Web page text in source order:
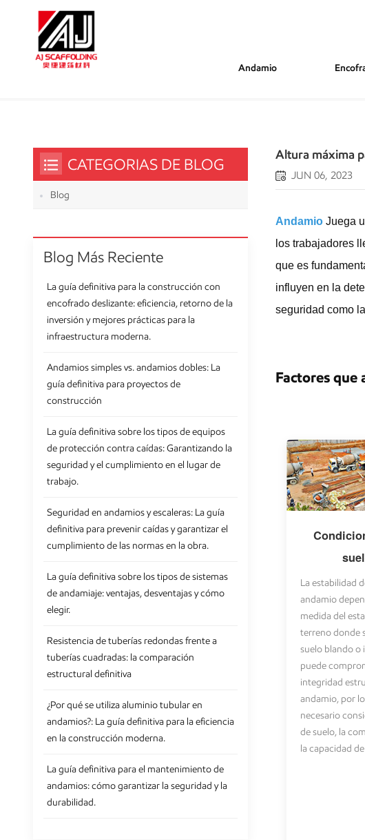
Andamio
Altura máxima
JUN 06, 2023
Andamio Juega
los trabajadores
que es
influyen en la
seguridad como
Factores que
La estabilidad
andamio
medida del
terreno donde
suelo blando o
puede
integridad
andamio, por
necesario
de suelo, la
la capacidad
CATEGORIAS DE BLOG
Blog
Blog Más Reciente
La guía definitiva para la construcción con
encofrado deslizante: eficiencia, retorno de la
inversión y mejores prácticas para la
infraestructura moderna.
Andamios simples vs. andamios dobles: La
guía definitiva para proyectos de
construcción
La guía definitiva sobre los tipos de equipos
de protección contra caídas: Garantizando la
seguridad y el cumplimiento en el lugar de
trabajo.
Seguridad en andamios y escaleras: La guía
definitiva para prevenir caídas y garantizar el
cumplimiento de las normas en la obra.
La guía definitiva sobre los tipos de sistemas
de andamiaje: ventajas, desventajas y cómo
elegir.
Resistencia de tuberías redondas frente a
tuberías cuadradas: la comparación
estructural definitiva
¿Por qué se utiliza aluminio tubular en
andamios?: La guía definitiva para la eficiencia
en la construcción moderna.
La guía definitiva para el mantenimiento de
andamios: cómo garantizar la seguridad y la
durabilidad.